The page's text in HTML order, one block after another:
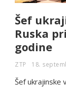
Šef
Ruska
godine
ZTP 18.
Šef ukrajinske